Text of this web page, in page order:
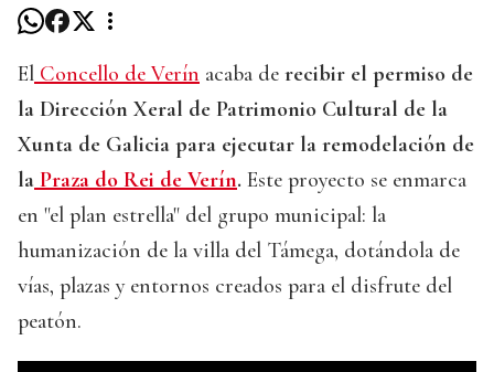
El Concello de Verín acaba de recibir el permiso de
la Dirección Xeral de Patrimonio Cultural de la
Xunta de Galicia para ejecutar la remodelación de
la Praza do Rei de Verín. Este proyecto se enmarca
en "el plan estrella" del grupo municipal: la
humanización de la villa del Támega, dotándola de
vías, plazas y entornos creados para el disfrute del
peatón.